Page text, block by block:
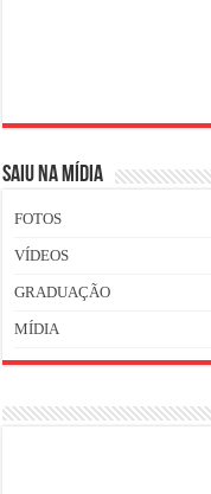
SAIU NA MÍDIA
FOTOS
VÍDEOS
GRADUAÇÃO
MÍDIA